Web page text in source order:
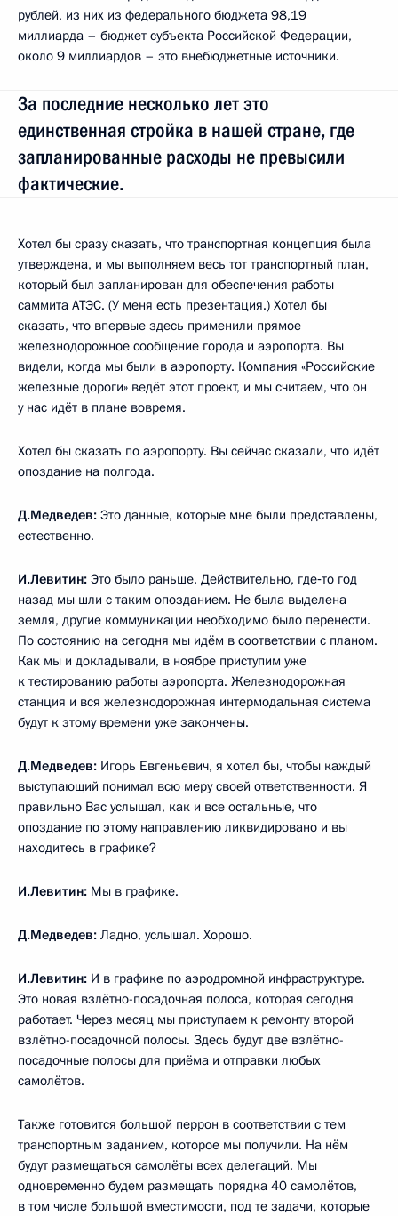
рублей, из них из федерального бюджета 98,19
миллиарда – бюджет субъекта Российской Федерации,
около 9 миллиардов – это внебюджетные источники.
За последние несколько лет это
единственная стройка в нашей стране, где
запланированные расходы не превысили
фактические.
Хотел бы сразу сказать, что транспортная концепция была
утверждена, и мы выполняем весь тот транспортный план,
который был запланирован для обеспечения работы
саммита АТЭС. (У меня есть презентация.) Хотел бы
сказать, что впервые здесь применили прямое
железнодорожное сообщение города и аэропорта. Вы
видели, когда мы были в аэропорту. Компания «Российские
железные дороги» ведёт этот проект, и мы считаем, что он
у нас идёт в плане вовремя.
Хотел бы сказать по аэропорту. Вы сейчас сказали, что идёт
опоздание на полгода.
Д.Медведев: Это данные, которые мне были представлены,
естественно.
И.Левитин: Это было раньше. Действительно, где‑то год
назад мы шли с таким опозданием. Не была выделена
земля, другие коммуникации необходимо было перенести.
По состоянию на сегодня мы идём в соответствии с планом.
Как мы и докладывали, в ноябре приступим уже
к тестированию работы аэропорта. Железнодорожная
станция и вся железнодорожная интермодальная система
будут к этому времени уже закончены.
Д.Медведев: Игорь Евгеньевич, я хотел бы, чтобы каждый
выступающий понимал всю меру своей ответственности. Я
правильно Вас услышал, как и все остальные, что
опоздание по этому направлению ликвидировано и вы
находитесь в графике?
И.Левитин: Мы в графике.
Д.Медведев: Ладно, услышал. Хорошо.
И.Левитин: И в графике по аэродромной инфраструктуре.
Это новая взлётно-посадочная полоса, которая сегодня
работает. Через месяц мы приступаем к ремонту второй
взлётно-посадочной полосы. Здесь будут две взлётно-
посадочные полосы для приёма и отправки любых
самолётов.
Также готовится большой перрон в соответствии с тем
транспортным заданием, которое мы получили. На нём
будут размещаться самолёты всех делегаций. Мы
одновременно будем размещать порядка 40 самолётов,
в том числе большой вместимости, под те задачи, которые